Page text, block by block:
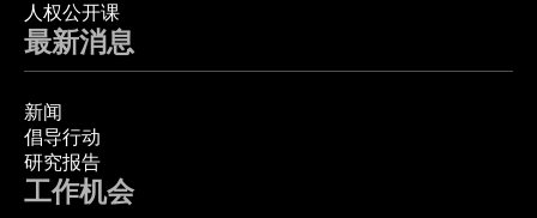
人权公开课
最新消息
新闻
倡导行动
研究报告
工作机会